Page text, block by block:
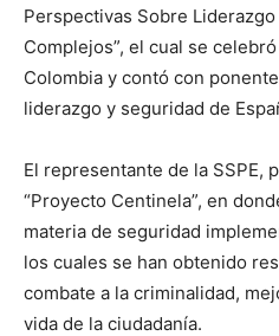
Perspectivas Sobre
Complejos”, el cual se
Colombia y contó con
liderazgo y seguridad de
El representante de la SSPE,
“Proyecto Centinela”, en
materia de seguridad
los cuales se han obtenido
combate a la criminalidad,
vida de la ciudadanía.